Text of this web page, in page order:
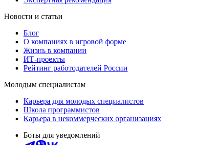
Новости и статьи
Блог
О компаниях в игровой форме
Жизнь в компании
ИТ-проекты
Рейтинг работодателей России
Молодым специалистам
Карьера для молодых специалистов
Школа программистов
Карьера в некоммерческих организациях
Боты для уведомлений